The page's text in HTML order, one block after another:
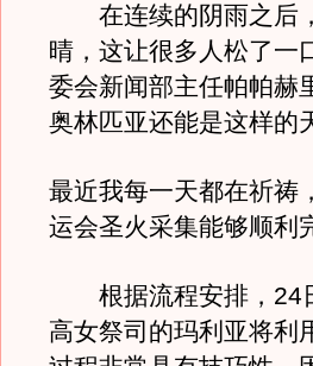
在连续的阴雨之后
晴，这让很多人松了一
委会新闻部主任帕帕赫
奥林匹亚还能是这样的
最近我每一天都在祈祷
运会圣火采集能够顺利
根据流程安排，24
高女祭司的玛利亚将利